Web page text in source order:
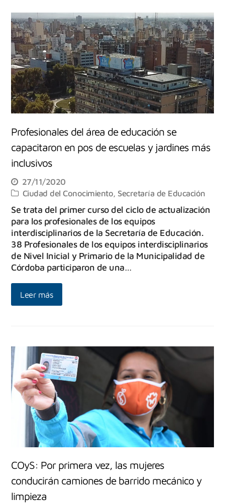
Profesionales del área de educación se
capacitaron en pos de escuelas y jardines más
inclusivos
27/11/2020
Ciudad del Conocimiento, Secretaría de Educación
Se trata del primer curso del ciclo de actualización
para los profesionales de los equipos
interdisciplinarios de la Secretaría de Educación.
38 Profesionales de los equipos interdisciplinarios
de Nivel Inicial y Primario de la Municipalidad de
Córdoba participaron de una…
Leer más
COyS: Por primera vez, las mujeres
conducirán camiones de barrido mecánico y
limpieza